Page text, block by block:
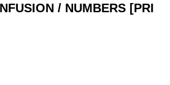
/ NUMBERS [PRI